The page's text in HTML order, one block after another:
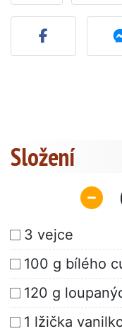
Složení
3 vejce
100 g bílého
120 g
1 lžička